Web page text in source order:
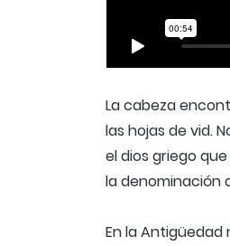
La cabeza
las hojas de vid.
el dios griego
la denominación
En la